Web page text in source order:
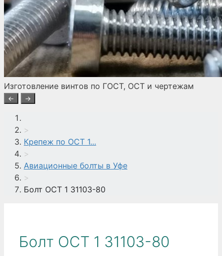
Изготовление винтов по ГОСТ, ОСТ и чертежам
← →
>
Крепеж по ОСТ 1...
>
Авиационные болты в Уфе
>
Болт ОСТ 1 31103-80
Болт ОСТ 1 31103-80